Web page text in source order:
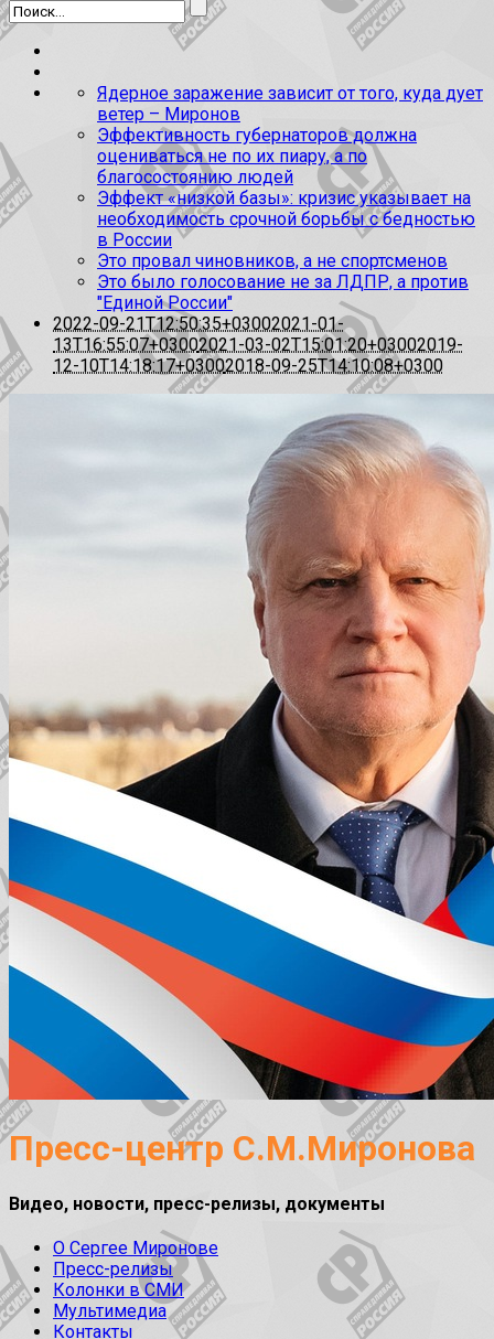
Ядерное заражение зависит от того, куда дует
ветер – Миронов
Эффективность губернаторов должна
оцениваться не по их пиару, а по
благосостоянию людей
Эффект «низкой базы»: кризис указывает на
необходимость срочной борьбы с бедностью
в России
Это провал чиновников, а не спортсменов
Это было голосование не за ЛДПР, а против
"Единой России"
2022-09-21T12:50:35+03002021-01-
13T16:55:07+03002021-03-02T15:01:20+03002019-
12-10T14:18:17+03002018-09-25T14:10:08+0300
Пресс-центр С.М.Миронова
Видео, новости, пресс-релизы, документы
О Сергее Миронове
Пресс-релизы
Колонки в СМИ
Мультимедиа
Контакты